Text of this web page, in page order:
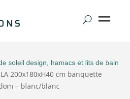
soleil design, hamacs et lits de bain
200x180xH40 cm banquette
– blanc/blanc